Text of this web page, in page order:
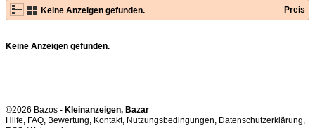
Keine Anzeigen gefunden. Preis
Keine Anzeigen gefunden.
©2026 Bazos - Kleinanzeigen, Bazar
Hilfe, FAQ, Bewertung, Kontakt, Nutzungsbedingungen, Datenschutzerklärung,